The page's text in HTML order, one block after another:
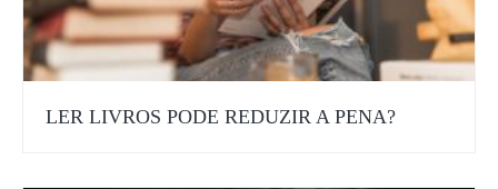
LER LIVROS PODE REDUZIR A PENA?